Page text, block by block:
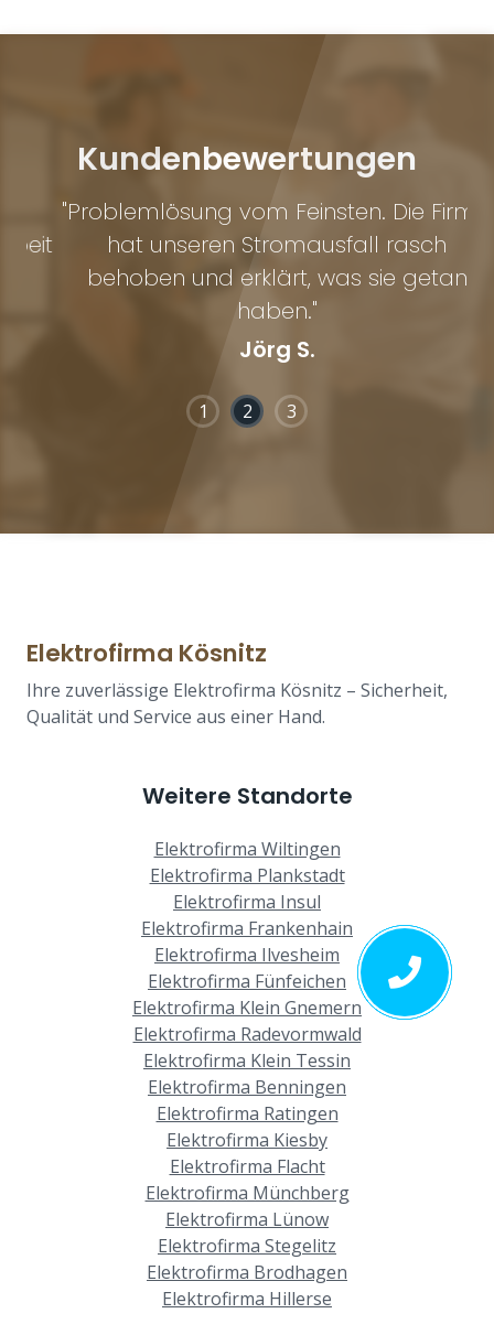
Kundenbewertungen
"Problemlösung vom Feinsten. Die Firma
hat unseren Stromausfall rasch
behoben und erklärt, was sie getan
haben."
Jörg S.
1 2 3
Elektrofirma Kösnitz
Ihre zuverlässige Elektrofirma Kösnitz – Sicherheit,
Qualität und Service aus einer Hand.
Weitere Standorte
Elektrofirma Wiltingen
Elektrofirma Plankstadt
Elektrofirma Insul
Elektrofirma Frankenhain
Elektrofirma Ilvesheim
Elektrofirma Fünfeichen
Elektrofirma Klein Gnemern
Elektrofirma Radevormwald
Elektrofirma Klein Tessin
Elektrofirma Benningen
Elektrofirma Ratingen
Elektrofirma Kiesby
Elektrofirma Flacht
Elektrofirma Münchberg
Elektrofirma Lünow
Elektrofirma Stegelitz
Elektrofirma Brodhagen
Elektrofirma Hillerse